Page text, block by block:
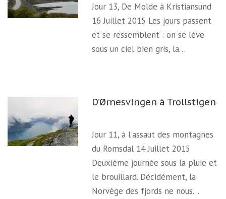
Jour 13, De Molde à Kristiansund
16 Juillet 2015 Les jours passent
et se ressemblent : on se lève
sous un ciel bien gris, la…
D’Ørnesvingen à Trollstigen
Jour 11, à l'assaut des montagnes
du Romsdal 14 Juillet 2015
Deuxième journée sous la pluie et
le brouillard. Décidément, la
Norvège des fjords ne nous…